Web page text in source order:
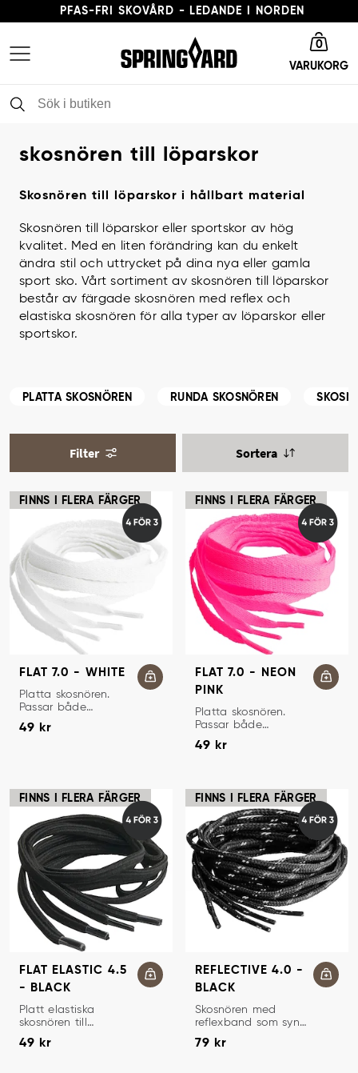
LEVERANSTID 3-5 ARBETSDAGAR
FRI FRAKT FRÅN 379 KR
0
VARUKORG
skosnören till löparskor
Skosnören till löparskor i hållbart material
Skosnören till löparskor eller sportskor av hög
kvalitet. Med en liten förändring kan du enkelt
ändra stil och uttrycket på dina nya eller gamla
sport sko. Vårt sortiment av skosnören till löparskor
består av färgade skosnören med reflex och
elastiska skosnören för alla typer av löparskor eller
sportskor.
PLATTA SKOSNÖREN RUNDA SKOSNÖREN
Filter Sortera
FINNS I FLERA FÄRGER
FLAT 7.0 - WHITE
SKOSNÖREN
Platta skosnören.
Passar både
sportskor.
Pris:
49 kr
FINNS I FLERA FÄRGER
FLAT 7.0 - NEON
PINK
SKOSNÖREN
Platta skosnören.
Passar både
sportskor.
Pris:
49 kr
FINNS I FLERA FÄRGER
FLAT ELASTIC 4.5
- BLACK
SKOSNÖREN
Platt elastiska
skosnören till
sneakers.
Pris:
49 kr
FINNS I FLERA FÄRGER
REFLECTIVE 4.0 -
BLACK
SKOSNÖREN
Skosnören med
reflexband som syns
Pris
79 kr